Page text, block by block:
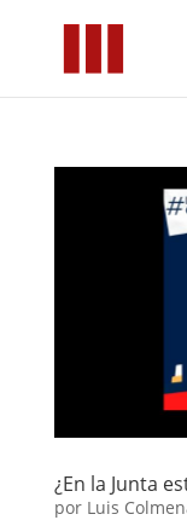
¿En la Junta
por Luis